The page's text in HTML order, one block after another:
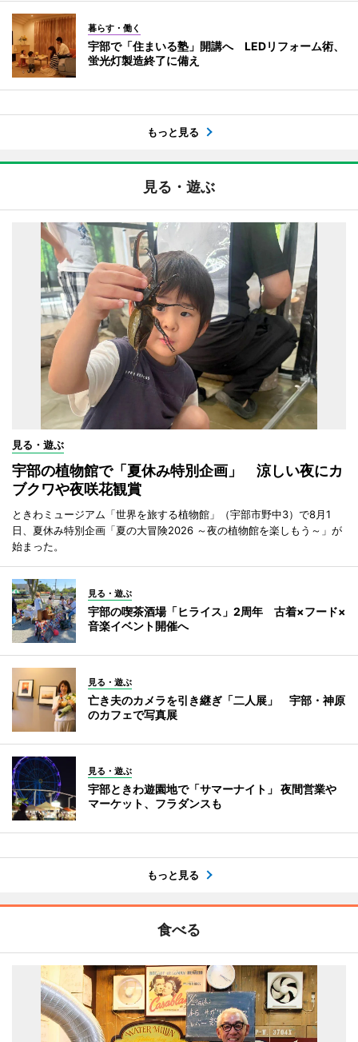
暮らす・働く
宇部で「住まいる塾」開講へ LEDリフォーム術、
蛍光灯製造終了に備え
もっと見る
見る・遊ぶ
見る・遊ぶ
宇部の植物館で「夏休み特別企画」 涼しい夜にカ
ブクワや夜咲花観賞
ときわミュージアム「世界を旅する植物館」（宇部市野中3）で8月1
日、夏休み特別企画「夏の大冒険2026 ～夜の植物館を楽しもう～」が
始まった。
見る・遊ぶ
宇部の喫茶酒場「ヒライス」2周年 古着×フード×
音楽イベント開催へ
見る・遊ぶ
亡き夫のカメラを引き継ぎ「二人展」 宇部・神原
のカフェで写真展
見る・遊ぶ
宇部ときわ遊園地で「サマーナイト」 夜間営業や
マーケット、フラダンスも
もっと見る
食べる